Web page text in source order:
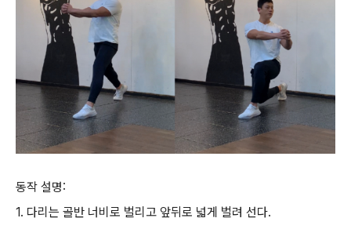
동작 설명:
1. 다리는 골반 너비로 벌리고 앞뒤로 넓게 벌려 선다.